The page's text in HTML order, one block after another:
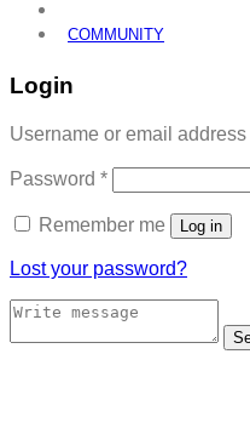
COMMUNITY
Login
Username or email address
Password *Required
Remember me Log in
Lost your password?